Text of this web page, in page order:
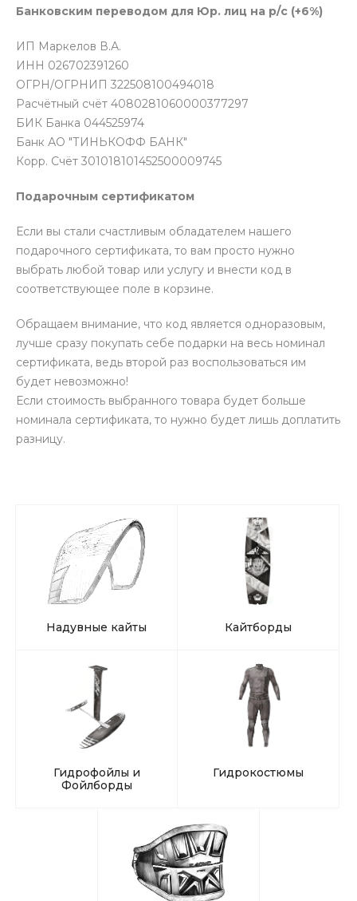
Банковским переводом для Юр. лиц на р/с (+6%)
ИП Маркелов В.А.
ИНН 026702391260
ОГРН/ОГРНИП 322508100494018
Расчётный счёт 4080281060000377297
БИК Банка 044525974
Банк АО "ТИНЬКОФФ БАНК"
Корр. Счёт 301018101452500009745
Подарочным сертификатом
Если вы стали счастливым обладателем нашего
подарочного сертификата, то вам просто нужно
выбрать любой товар или услугу и внести код в
соответствующее поле в корзине.
Обращаем внимание, что код является одноразовым,
лучше сразу покупать себе подарки на весь номинал
сертификата, ведь второй раз воспользоваться им
будет невозможно!
Если стоимость выбранного товара будет больше
номинала сертификата, то нужно будет лишь доплатить
разницу.
Надувные кайты Кайтборды
Гидрофойлы и
Фойлборды
Гидрокостюмы